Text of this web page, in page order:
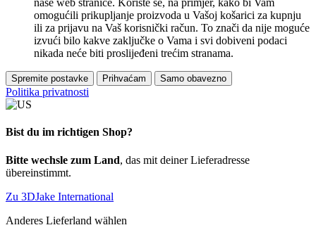
naše web stranice. Koriste se, na primjer, kako bi Vam
omogućili prikupljanje proizvoda u Vašoj košarici za kupnju
ili za prijavu na Vaš korisnički račun. To znači da nije moguće
izvući bilo kakve zaključke o Vama i svi dobiveni podaci
nikada neće biti proslijeđeni trećim stranama.
Spremite postavke Prihvaćam Samo obavezno
Politika privatnosti
Bist du im richtigen Shop?
Bitte wechsle zum Land, das mit deiner Lieferadresse
übereinstimmt.
Zu 3DJake International
Anderes Lieferland wählen